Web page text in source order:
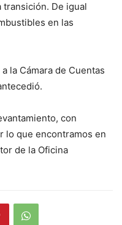
transición. De igual
en las
la Cámara de Cuentas
con
lo que encontramos en
de la Oficina